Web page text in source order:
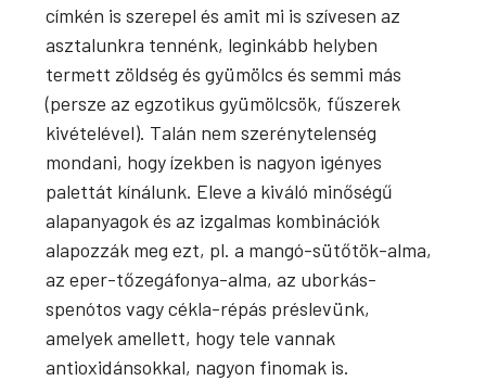
címkén is szerepel és amit mi is szívesen az
asztalunkra tennénk, leginkább helyben
termett zöldség és gyümölcs és semmi más
(persze az egzotikus gyümölcsök, fűszerek
kivételével). Talán nem szerénytelenség
mondani, hogy ízekben is nagyon igényes
palettát kínálunk. Eleve a kiváló minőségű
alapanyagok és az izgalmas kombinációk
alapozzák meg ezt, pl. a mangó-sütőtök-alma,
az eper-tőzegáfonya-alma, az uborkás-
spenótos vagy cékla-répás préslevünk,
amelyek amellett, hogy tele vannak
antioxidánsokkal, nagyon finomak is.